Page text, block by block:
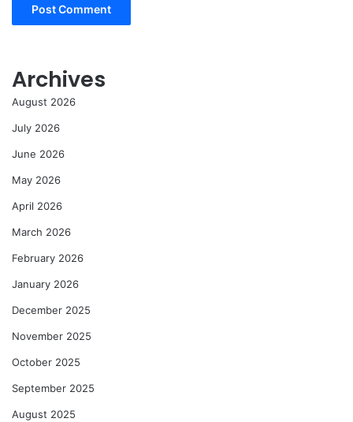
Archives
August 2026
July 2026
June 2026
May 2026
April 2026
March 2026
February 2026
January 2026
December 2025
November 2025
October 2025
September 2025
August 2025